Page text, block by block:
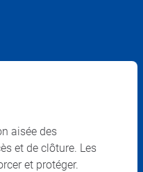
aisée des
et de clôture. Les
et protéger.